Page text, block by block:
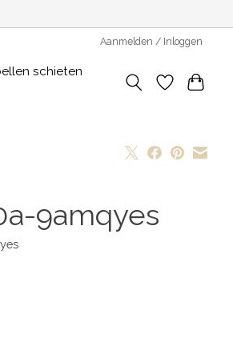
Aanmelden / Inloggen
schieten
9amqyes
is